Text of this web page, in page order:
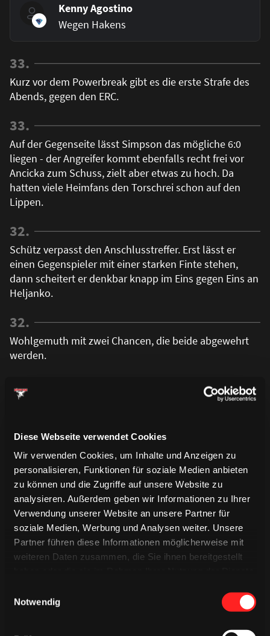
Diese Webseite verwendet Cookies
Wir verwenden Cookies, um Inhalte und Anzeigen zu
personalisieren, Funktionen für soziale Medien anbieten
zu können und die Zugriffe auf unsere Website zu
analysieren. Außerdem geben wir Informationen zu Ihrer
Verwendung unserer Website an unsere Partner für
soziale Medien, Werbung und Analysen weiter. Unsere
Partner führen diese Informationen möglicherweise mit
weiteren Daten zusammen, die Sie ihnen bereitgestellt
Notwendig
Kenny Agostino
Wegen Hakens
33.
Kurz vor dem Powerbreak gibt es die erste Strafe des
Abends, gegen den ERC.
33.
Auf der Gegenseite lässt Simpson das mögliche 6:0
liegen - der Angreifer kommt ebenfalls recht frei vor
Ancicka zum Schuss, zielt aber etwas zu hoch. Da
hatten viele Heimfans den Torschrei schon auf den
Lippen.
32.
Schütz verpasst den Anschlusstreffer. Erst lässt er
einen Gegenspieler mit einer starken Finte stehen,
dann scheitert er denkbar knapp im Eins gegen Eins an
Heljanko.
32.
Wohlgemuth mit zwei Chancen, die beide abgewehrt
werden.
30.
Tuomie erwischt einen guten Shift und bringt Currie
Slot abzufälschen, doch Heljanko ist wach und
28.
Der wohl beste KEC-Shift dieses Spiels bleibt leider
unbelohnt. Erst verpasst Schütz, dann Rantakari -
Ingolstadt kann sich von unserem Druck befreien und
kommt daraufhin zum Wechsel.
26.
Slot die Scheibe und schließt per Drehung ab,
aussichtsreicher Position zum Abschluss, verzieht